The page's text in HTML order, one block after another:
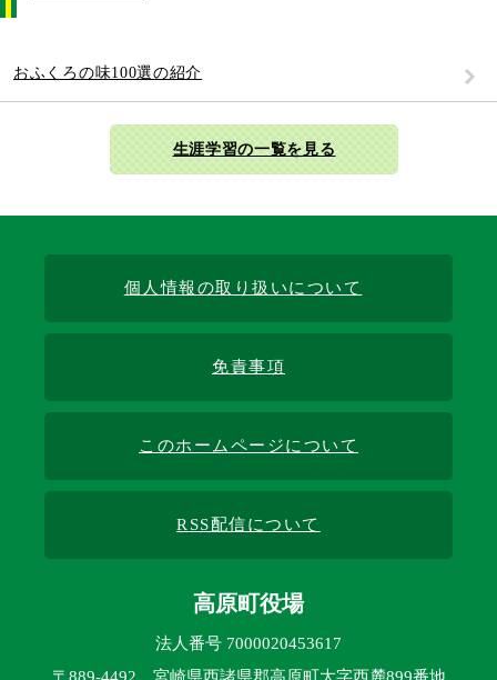
おふくろの味100選の紹介
生涯学習の一覧を見る
個人情報の取り扱いについて
免責事項
このホームページについて
RSS配信について
高原町役場
法人番号 7000020453617
〒889-4492 宮崎県西諸県郡高原町大字西麓899番地